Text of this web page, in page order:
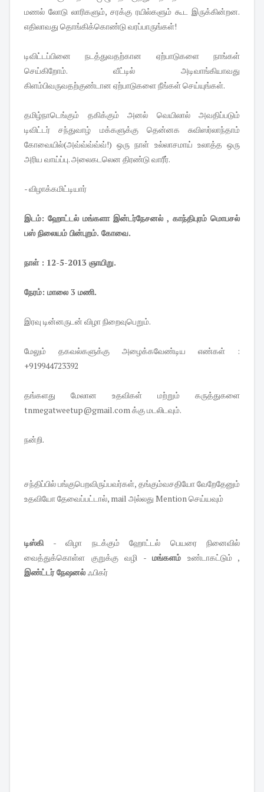
மணல் லோடு லாரிகளும், சரக்கு ரயில்களும் கூட இருக்கின்றன.
எதிலாவது தொங்கிக்கொண்டு வரப்பாருங்கள்!
டிவிட்டப்பினை நடத்துவதற்கான ஏற்பாடுகளை நாங்கள்
செய்கிறோம். வீட்டில் அடிவாங்கியாவது
கிளம்பிவருவதற்குண்டான ஏற்பாடுகளை நீங்கள் செய்யுங்கள்.
தமிழ்நாடெங்கும் தகிக்கும் அனல் வெயிலால் அவதிப்படும்
டிவிட்டர் சந்துவாழ் மக்களுக்கு தென்னக சுவிஸர்லாந்தாம்
கோவையில்(அவ்வ்வ்வ்வ்!) ஒரு நாள் உல்லாசமாய் உலாத்த ஒரு
அரிய வாய்ப்பு. அலைகடலென திரண்டு வாரீர்.
- விழாக்கமிட்டியார்
இடம்: ஹோட்டல் மங்களா இன்டர்நேசனல் , காந்திபுரம் மொபசல்
பஸ் நிலையம் பின்புறம். கோவை.
நாள் : 12-5-2013 ஞாயிறு.
நேரம்: மாலை 3 மணி.
இரவு டின்னருடன் விழா நிறைவுபெறும்.
மேலும் தகவல்களுக்கு அழைக்கவேண்டிய எண்கள் :
+919944723392
தங்களது மேலான உதவிகள் மற்றும் கருத்துகளை
tnmegatweetup@gmail.comக்கு மடலிடவும்.
நன்றி.
சந்திப்பில் பங்குபெறவிருப்பவர்கள், தங்கும்வசதியோ வேறேதேனும்
உதவியோ தேவைப்பட்டால், mail அல்லது Mention செய்யவும்
டிஸ்கி- விழா நடக்கும் ஹோட்டல் பெயரை நினைவில்
வைத்துக்கொள்ள குறுக்கு வழி - மங்களம் உண்டாகட்டும் ,
இண்ட்டர் நேஷனல் ஃபிகர்